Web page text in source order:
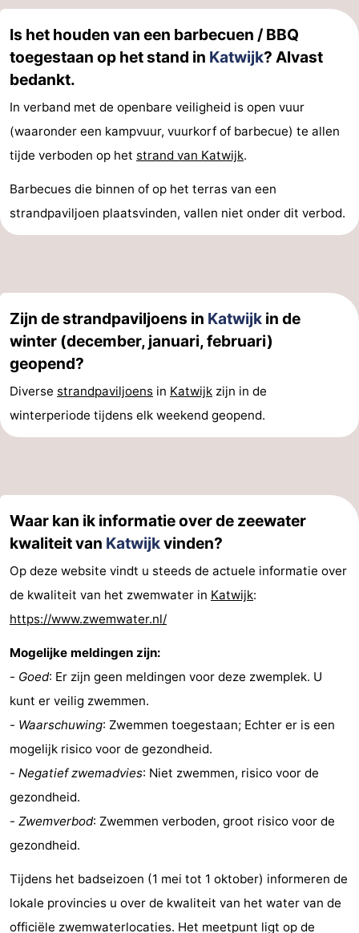
Is het houden van een barbecuen / BBQ
toegestaan op het stand in Katwijk? Alvast
bedankt.
In verband met de openbare veiligheid is open vuur
(waaronder een kampvuur, vuurkorf of barbecue) te allen
tijde verboden op het strand van Katwijk.
Barbecues die binnen of op het terras van een
strandpaviljoen plaatsvinden, vallen niet onder dit verbod.
Zijn de strandpaviljoens in Katwijk in de
winter (december, januari, februari)
geopend?
Diverse strandpaviljoens in Katwijk zijn in de
winterperiode tijdens elk weekend geopend.
Waar kan ik informatie over de zeewater
kwaliteit van Katwijkvinden?
Op deze website vindt u steeds de actuele informatie over
de kwaliteit van het zwemwater in Katwijk:
https://www.zwemwater.nl/
Mogelijke meldingen zijn:
- Goed: Er zijn geen meldingen voor deze zwemplek. U
kunt er veilig zwemmen.
- Waarschuwing: Zwemmen toegestaan; Echter er is een
mogelijk risico voor de gezondheid.
- Negatief zwemadvies: Niet zwemmen, risico voor de
gezondheid.
- Zwemverbod: Zwemmen verboden, groot risico voor de
gezondheid.
Tijdens het badseizoen (1 mei tot 1 oktober) informeren de
lokale provincies u over de kwaliteit van het water van de
officiële zwemwaterlocaties. Het meetpunt ligt op de